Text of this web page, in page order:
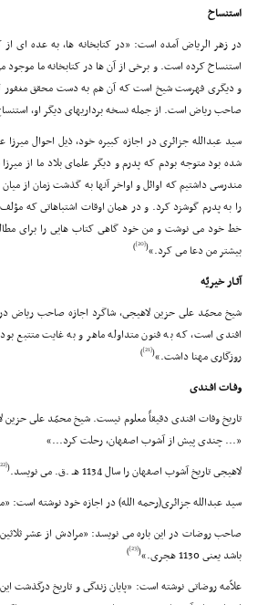
استنساخ
در زهر الریاض آمده است: «در کتابخانه ها، به عده اى
استنساخ کرده است. و برخى از آن ها در کتابخانه ما
و دیگرى فهرست شیخ است که آن هم به دست محقق مغفور
صاحب ریاض است. از جمله نسخه برداریهاى دیگر او،
سید عبدالله جزائرى در اجازه کبیره خود، ذیل احوال
شده بود متوجه بودم که پدرم و دیگر علماى بلاد ما از
مندرسى داشتیم که اوائل و اواخر آنها به گذشت زمان از میان
را به پدرم گوشزد کرد. و در همان اوقات اشتباهاتى که
خط خود مى نوشت و من خود گاهى کتاب هایى را براى
بیشتر من دعا مى کرد.»(
[20]
)
آثـار خیریّه
شیخ محمّد على حزین لاهیجى، شاگرد اجازه صاحب ریاض در
افندى است، که به فنون متداوله ماهر و به غایت متتبع
روزگارى مهنا داشت.»(
[21]
)
وفـات افـندى
تاریخ وفات افندى دقیقاً معلوم نیست. شیخ محمّد على حزین
«... چندى پیش از آشوب اصفهان، رحلت کرد...»
لاهیجى تاریخ آشوب اصفهان را سال 1134 هـ .ق. مى نویسد.
(
[22]
سید عبدالله جزائرى(رحمه الله) در اجازه خود نوشته است:
باشد یعنى 1130 هجرى.»
(
[23]
)
علاّمه روضاتى نوشته است: «پایان زندگى و تاریخ درگذشت